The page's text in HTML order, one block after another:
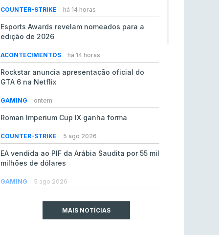
COUNTER-STRIKE há 14 horas
Esports Awards revelam nomeados para a
edição de 2026
ACONTECIMENTOS há 14 horas
Rockstar anuncia apresentação oficial do
GTA 6 na Netflix
GAMING ontem
Roman Imperium Cup IX ganha forma
COUNTER-STRIKE 5 ago 2026
EA vendida ao PIF da Arábia Saudita por 55 mil
milhões de dólares
GAMING 5 ago 2026
MAIS NOTÍCIAS